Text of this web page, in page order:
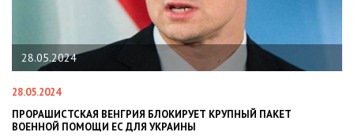
БЛОКИРУЕТ КРУПНЫЙ ПАКЕТ
УКРАИНЫ
22.01.2024
НАЦПОЛІЦІЯ ЛЯКАЄ